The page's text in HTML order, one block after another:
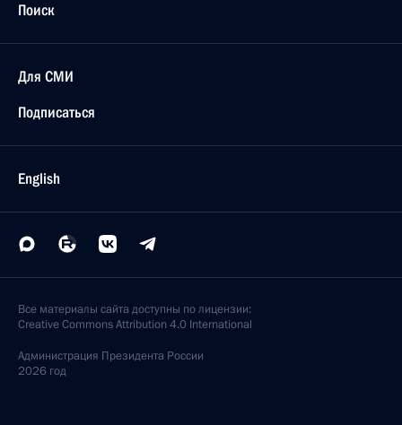
Поиск
Для СМИ
Подписаться
English
Все материалы сайта доступны по лицензии:
Creative Commons Attribution 4.0 International
Администрация Президента России
2026 год